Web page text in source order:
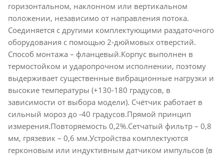
горизонтальном, наклонном или вертикальном
положении, независимо от направления потока.
Соединяется с другими комплектующими раздаточного
оборудования с помощью 2-дюймовых отверстий.
Способ монтажа – фланцевый.Корпус выполнен в
термостойком и ударопрочном исполнении, поэтому
выдерживает существенные вибрационные нагрузки и
высокие температуры (+130-180 градусов, в
зависимости от выбора модели). Счётчик работает в
сильный мороз до -40 градусов.Прямой принцип
измерения.Повторяемость 0,2%.Сетчатый фильтр – 0,8
мм, грязевик – 0,6 мм.Устройства комплектуются
герконовым или индуктивным датчиком импульсов (в